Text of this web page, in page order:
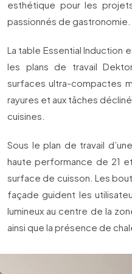
esthétique pour les
passionnés de gastronomie.
La table Essential Induction
les plans de travail
surfaces ultra-compactes
rayures et aux tâches
cuisines.
Sous le plan de travail
haute performance de 21
surface de cuisson. Les
façade guident les
lumineux au centre de la
ainsi que la présence de